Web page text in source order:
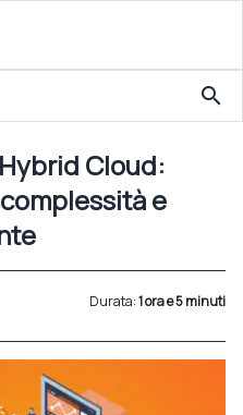
Dal Data Center all’Hybrid Cloud: come governare la complessità e innovare rapidamente
search
Cloud:
e
Durata:1 ora e 5 minuti